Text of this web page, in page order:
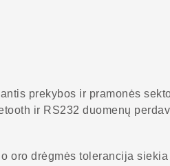
prekybos ir pramonės
ir RS232 duomenų
oro drėgmės tolerancija